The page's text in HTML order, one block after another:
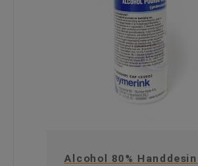
Alcohol 80%